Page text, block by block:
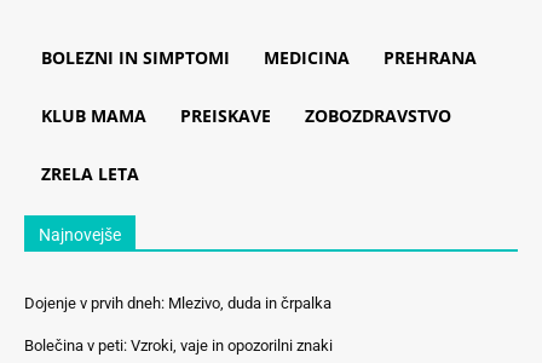
BOLEZNI IN SIMPTOMI MEDICINA PREHRANA
KLUB MAMA PREISKAVE ZOBOZDRAVSTVO
ZRELA LETA
Najnovejše
Dojenje v prvih dneh: Mlezivo, duda in črpalka
Bolečina v peti: Vzroki, vaje in opozorilni znaki